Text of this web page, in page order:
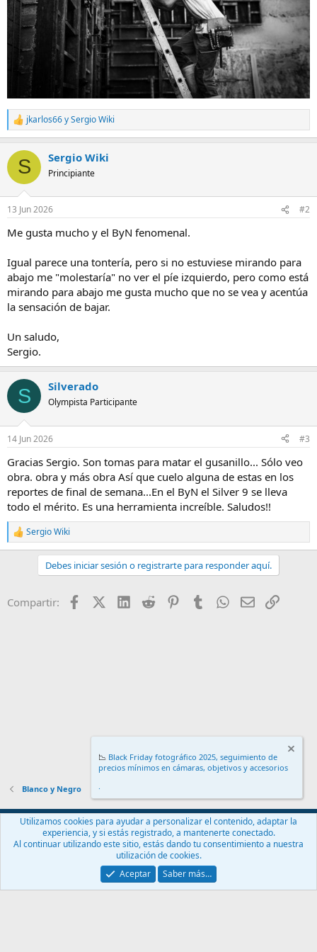
R
e
c
i
e
:
jkarlos66ySergio Wiki
S Sergio Wiki
Principiante
13 Jun 2026 #2
Me gusta mucho y el ByN fenomenal.
Igual parece una tontería, pero si no estuviese mirando para
abajo me "molestaría" no ver el píe izquierdo, pero como está
mirando para abajo me gusta mucho que no se vea y acentúa
la sensación de bajar.
Un saludo,
Sergio.
S Silverado
Olympista Participante
14 Jun 2026 #3
Gracias Sergio. Son tomas para matar el gusanillo... Sólo veo
obra. obra y más obra Así que cuelo alguna de estas en los
reportes de final de semana...En el ByN el Silver 9 se lleva
todo el mérito. Es una herramienta increíble. Saludos!!
R
e
o
Sergio Wiki
Debes iniciar sesión o registrarte para responder aquí.
Compartir: FacebookX (Twitter)
LinkedIn
Reddit PinterestTumblr WhatsApp
EmailEnlace
Blanco y Negro
Español (ES)
Contáctanos
Términos y reglas Política de privacidad
Ayuda
Community platform by XenForo® © 2010-2024 XenForo Ltd.
📉 Black Friday fotográfico 2025, seguimiento de
precios mínimos en cámaras, objetivos y accesorios
.
Utilizamos cookies para ayudar a personalizar el contenido, adaptar la
experiencia, y si estás registrado, a mantenerte conectado.
Al continuar utilizando este sitio, estás dando tu consentimiento a nuestra
utilización de cookies.
Aceptar
Saber más…